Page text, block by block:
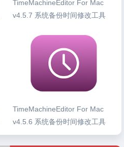
TimeMachineEditor For Mac
v4.5.7 系统备份时间修改工具
TimeMachineEditor For Mac
v4.5.6 系统备份时间修改工具